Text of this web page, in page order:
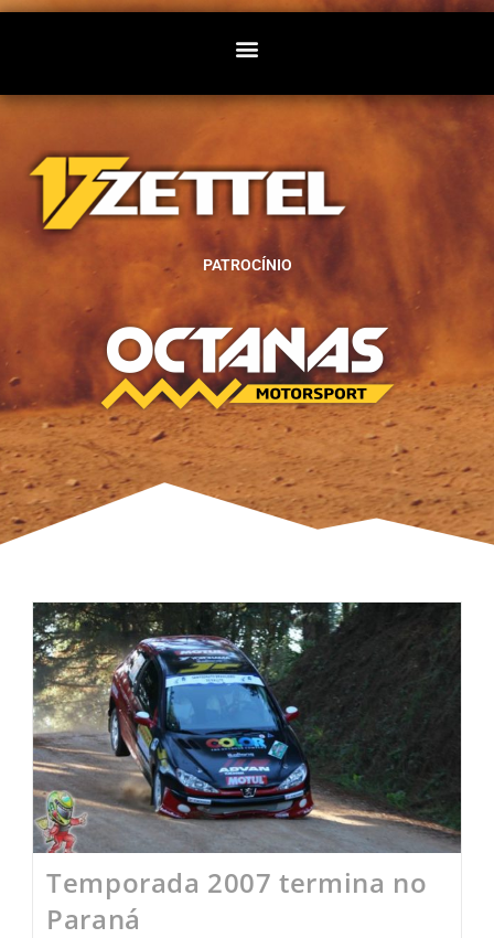
PATROCÍNIO
Temporada 2007 termina no
Paraná